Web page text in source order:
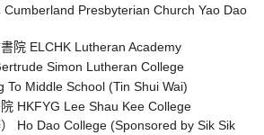
Cumberland Presbyterian Church Yao Dao
院 ELCHK Lutheran Academy
Simon Lutheran College
To Middle School (Tin Shui Wai)
HKFYG Lee Shau Kee College
Ho Dao College (Sponsored by Sik Sik